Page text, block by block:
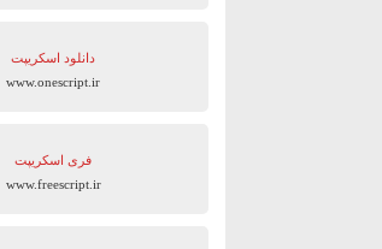
دانلود اسکریپت
www.onescript.ir
فری اسکریپت
www.freescript.ir